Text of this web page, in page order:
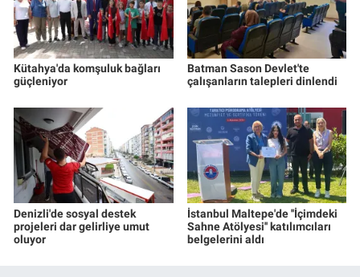
Kütahya'da komşuluk bağları
güçleniyor
Batman Sason Devlet'te
çalışanların talepleri dinlendi
Denizli'de sosyal destek
projeleri dar gelirliye umut
oluyor
İstanbul Maltepe'de ''İçimdeki
Sahne Atölyesi'' katılımcıları
belgelerini aldı